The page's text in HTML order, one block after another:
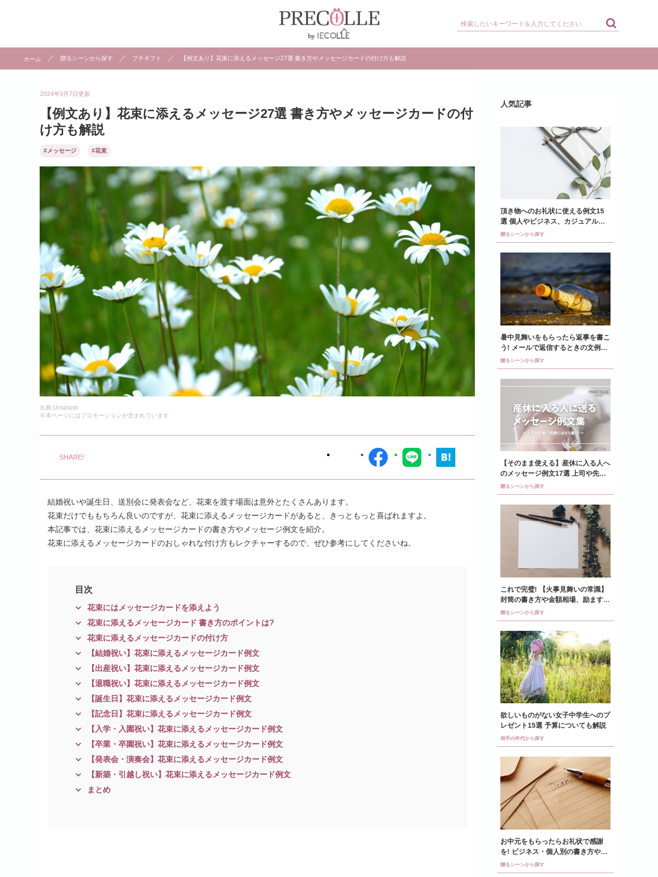
ホーム 贈るシーンから探す プチギフト 【例文あり】花束に添えるメッセージ27選 書き方やメッセージカードの付け方も解説
2024年3月7日更新
【例文あり】花束に添えるメッセージ27選 書き方やメッセージカードの付
け方も解説
#メッセージ #花束
出典:Unsplash
※本ページにはプロモーションが含まれています
結婚祝いや誕生日、送別会に発表会など、花束を渡す場面は意外とたくさんあります。
花束だけでももちろん良いのですが、花束に添えるメッセージカードがあると、きっともっと喜ばれますよ。
本記事では、花束に添えるメッセージカードの書き方やメッセージ例文を紹介。
花束に添えるメッセージカードのおしゃれな付け方もレクチャーするので、ぜひ参考にしてくださいね。
目次
花束にはメッセージカードを添えよう
花束に添えるメッセージカード 書き方のポイントは?
花束に添えるメッセージカードの付け方
【結婚祝い】花束に添えるメッセージカード例文
【出産祝い】花束に添えるメッセージカード例文
【退職祝い】花束に添えるメッセージカード例文
【誕生日】花束に添えるメッセージカード例文
【記念日】花束に添えるメッセージカード例文
【入学・入園祝い】花束に添えるメッセージカード例文
【卒業・卒園祝い】花束に添えるメッセージカード例文
【発表会・演奏会】花束に添えるメッセージカード例文
【新築・引越し祝い】花束に添えるメッセージカード例文
まとめ
人気記事
頂き物へのお礼状に使える例文15
選 個人やビジネス、カジュアル文
例など紹介
贈るシーンから探す
暑中見舞いをもらったら返事を書こ
う! メールで返信するときの文例を
紹介
贈るシーンから探す
【そのまま使える】産休に入る人へ
のメッセージ例文17選 上司や先
輩、同僚はどう書く?
贈るシーンから探す
これで完璧! 【火事見舞いの常識】
封筒の書き方や金額相場、励ます言
葉の文例も紹介
贈るシーンから探す
欲しいものがない女子中学生へのプ
レゼント15選 予算についても解説
相手の年代から探す
お中元をもらったらお礼状で感謝
を! ビジネス・個人別の書き方や例
文も紹介
贈るシーンから探す